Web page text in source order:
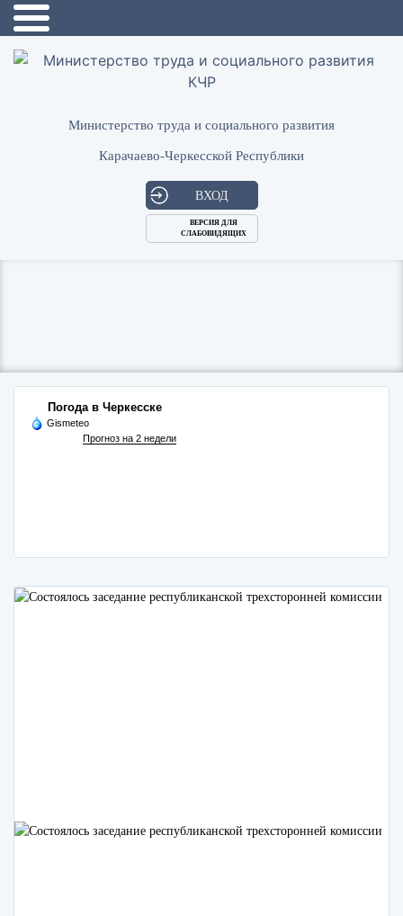
Министерство труда и социального развития
Карачаево-Черкесской Республики
ВХОД
ВЕРСИЯ ДЛЯ
СЛАБОВИДЯЩИХ
Погода в Черкесске
Gismeteo
Прогноз на 2 недели